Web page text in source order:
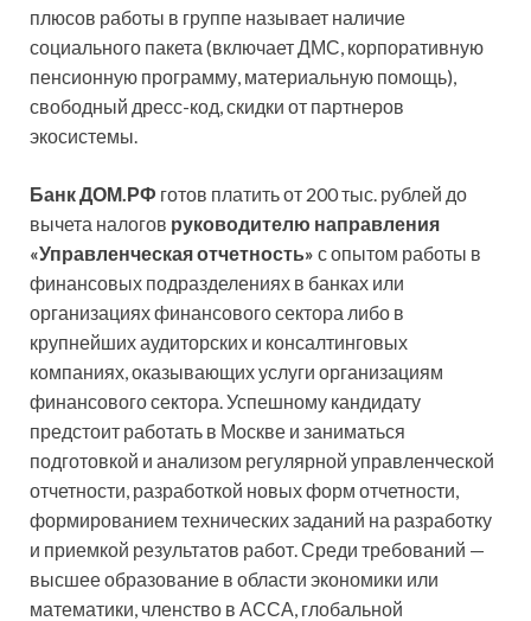
плюсов работы в группе называет наличие
социального пакета (включает ДМС, корпоративную
пенсионную программу, материальную помощь),
свободный дресс-код, скидки от партнеров
экосистемы.
Банк ДОМ.РФ готов платить от 200 тыс. рублей до
вычета налогов руководителю направления
«Управленческая отчетность» с опытом работы в
финансовых подразделениях в банках или
организациях финансового сектора либо в
крупнейших аудиторских и консалтинговых
компаниях, оказывающих услуги организациям
финансового сектора. Успешному кандидату
предстоит работать в Москве и заниматься
подготовкой и анализом регулярной управленческой
отчетности, разработкой новых форм отчетности,
формированием технических заданий на разработку
и приемкой результатов работ. Среди требований —
высшее образование в области экономики или
математики, членство в АССА, глобальной